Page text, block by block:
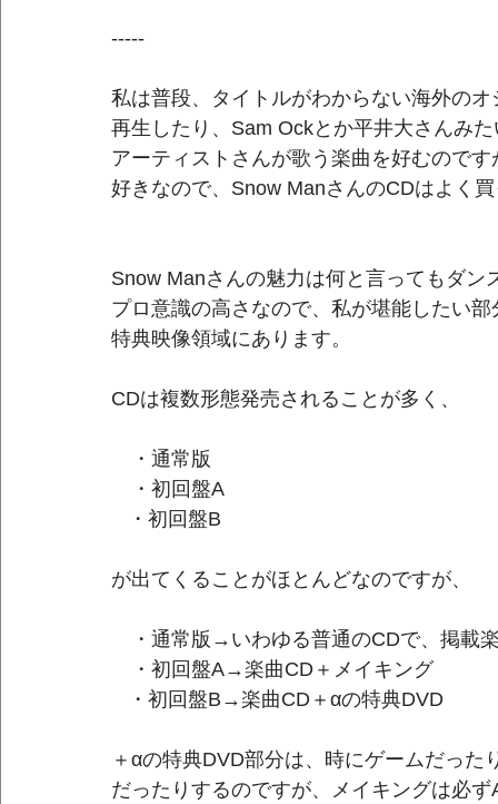
-----
私は普段、タイトルがわからない海外の
再生したり、Sam Ockとか平井大さんみ
アーティストさんが歌う楽曲を好むので
好きなので、Snow ManさんのCDはよく
Snow Manさんの魅力は何と言ってもダン
プロ意識の高さなので、私が堪能したい
特典映像領域にあります。
CDは複数形態発売されることが多く、
・通常版
・初回盤A
   ・初回盤B
が出てくることがほとんどなのですが、
・通常版→いわゆる普通のCDで、掲載
・初回盤A→楽曲CD＋メイキング
   ・初回盤B→楽曲CD＋αの特典DVD
＋αの特典DVD部分は、時にゲームだった
だったりするのですが、メイキングは必